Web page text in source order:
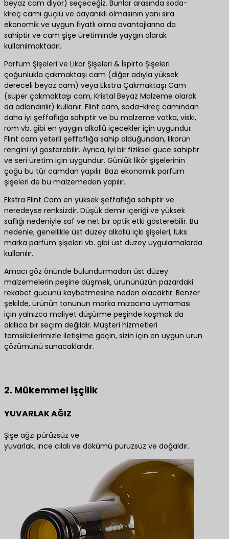
beyaz cam diyor) seçeceğiz. Bunlar arasında soda-
kireç camı güçlü ve dayanıklı olmasının yanı sıra
ekonomik ve uygun fiyatlı olma avantajlarına da
sahiptir ve cam şişe üretiminde yaygın olarak
kullanılmaktadır.
Parfüm Şişeleri ve Likör Şişeleri & İspirto Şişeleri
çoğunlukla çakmaktaşı cam (diğer adıyla yüksek
dereceli beyaz cam) veya Ekstra Çakmaktaşı Cam
(süper çakmaktaşı cam, Kristal Beyaz Malzeme olarak
da adlandırılır) kullanır. Flint cam, soda-kireç camından
daha iyi şeffaflığa sahiptir ve bu malzeme votka, viski,
rom vb. gibi en yaygın alkollü içecekler için uygundur.
Flint cam yeterli şeffaflığa sahip olduğundan, likörün
rengini iyi gösterebilir. Ayrıca, iyi bir fiziksel güce sahiptir
ve seri üretim için uygundur. Günlük likör şişelerinin
çoğu bu tür camdan yapılır. Bazı ekonomik parfüm
şişeleri de bu malzemeden yapılır.
Ekstra Flint Cam en yüksek şeffaflığa sahiptir ve
neredeyse renksizdir. Düşük demir içeriği ve yüksek
saflığı nedeniyle saf ve net bir optik etki gösterebilir. Bu
nedenle, genellikle üst düzey alkollü içki şişeleri, lüks
marka parfüm şişeleri vb. gibi üst düzey uygulamalarda
kullanılır.
Amacı göz önünde bulundurmadan üst düzey
malzemelerin peşine düşmek, ürününüzün pazardaki
rekabet gücünü kaybetmesine neden olacaktır. Benzer
şekilde, ürünün tonunun marka mizacına uymaması
için yalnızca maliyet düşürme peşinde koşmak da
akıllıca bir seçim değildir. Müşteri hizmetleri
temsilcilerimizle iletişime geçin, sizin için en uygun ürün
çözümünü sunacaklardır.
2. Mükemmel işçilik
YUVARLAK AĞIZ
Şişe ağzı pürüzsüz ve
yuvarlak, ince cilalı ve dökümü pürüzsüz ve doğaldır.